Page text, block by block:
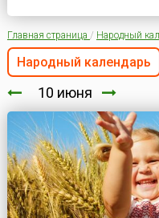
Главная страница / Народный
Народный календарь
10 июня